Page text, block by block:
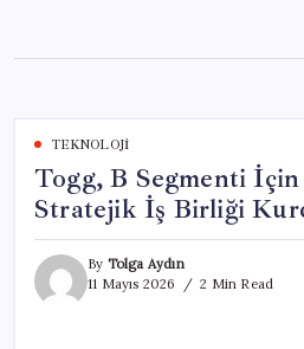
content
TEKNOLOJI
Togg, B Segmenti
Stratejik İş Birliği
By Tolga Aydın
11 Mayıs 2026
2 Min Read